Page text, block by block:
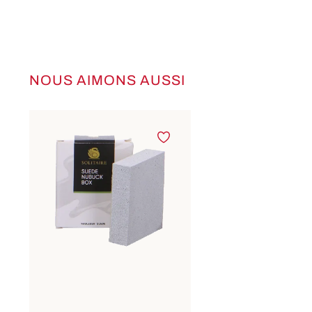
Ignorer la galerie de produits
NOUS AIMONS AUSSI